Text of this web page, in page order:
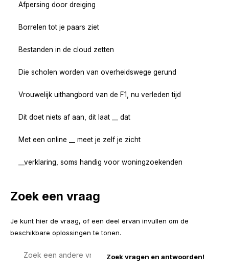
Afpersing door dreiging
Borrelen tot je paars ziet
Bestanden in de cloud zetten
Die scholen worden van overheidswege gerund
Vrouwelijk uithangbord van de F1, nu verleden tijd
Dit doet niets af aan, dit laat __ dat
Met een online __ meet je zelf je zicht
__verklaring, soms handig voor woningzoekenden
Zoek een vraag
Je kunt hier de vraag, of een deel ervan invullen om de
beschikbare oplossingen te tonen.